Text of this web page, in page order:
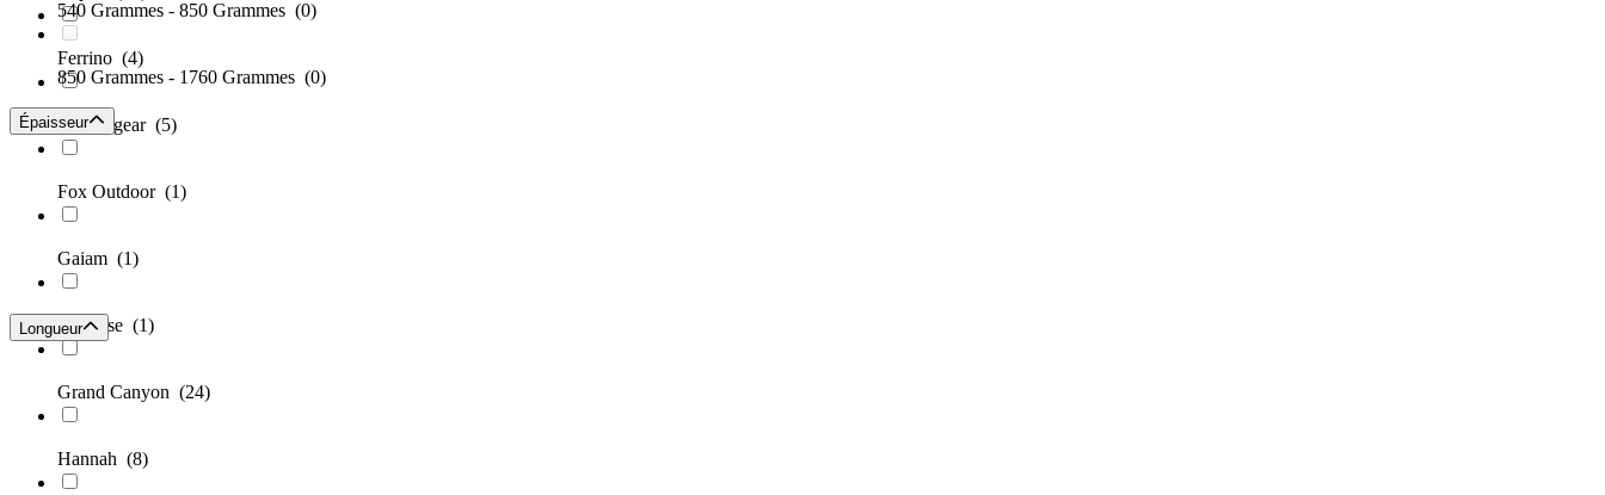
Ferrino (4)
Flextailgear (5)
Fox Outdoor (1)
Gaiam (1)
Ginza.se (1)
Grand Canyon (24)
Hannah (8)
540 Grammes - 850 Grammes (0)
850 Grammes - 1760 Grammes (0)
Épaisseur
Longueur